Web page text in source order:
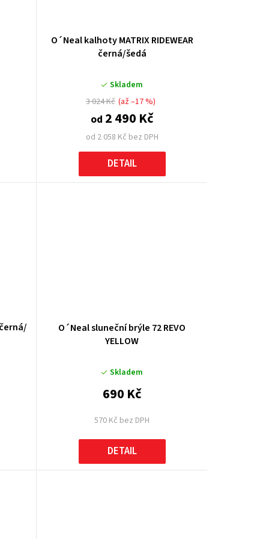
O´Neal kalhoty MATRIX RIDEWEAR
černá/šedá
Skladem
od 2 058 Kč bez DPH
od 2 490 Kč
3 024 Kč (až –17 %)
DETAIL
O´Neal sluneční brýle 72 REVO
YELLOW
Skladem
570 Kč bez DPH
690 Kč
DETAIL